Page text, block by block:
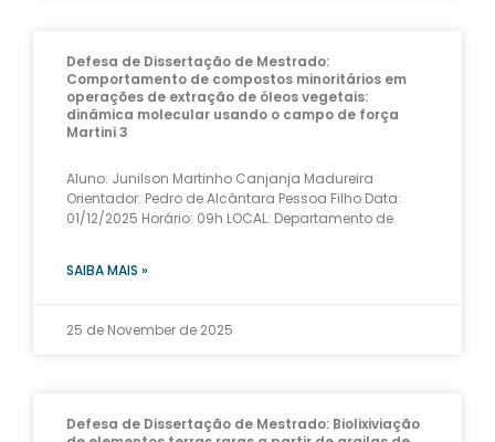
Defesa de Dissertação de Mestrado:
Comportamento de compostos minoritários em
operações de extração de óleos vegetais:
dinâmica molecular usando o campo de força
Martini 3
Aluno: Junilson Martinho Canjanja Madureira
Orientador: Pedro de Alcântara Pessoa Filho Data:
01/12/2025 Horário: 09h LOCAL: Departamento de
SAIBA MAIS »
25 de November de 2025
Defesa de Dissertação de Mestrado: Biolixiviação